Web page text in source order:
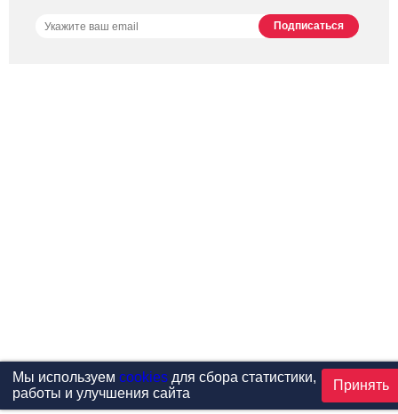
Мы используем cookiesдля сбора статистики,
работы и улучшения сайта
Принять